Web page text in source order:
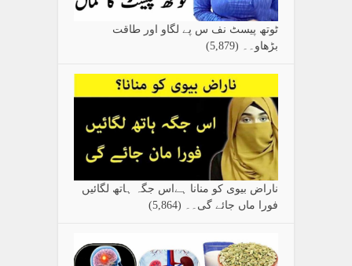
ٹوتھ پیسٹ نف س پے لگاو اور طاقت
بڑھاو۔۔ (5,879)
ناراض بیوی کو منانا ہےاس جگہ ہاتھ لگائیں
فورا ماں جائے گی۔۔ (5,864)